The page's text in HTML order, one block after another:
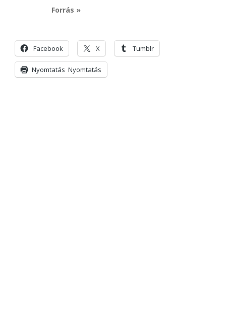
Forrás »
Facebook X Tumblr
Nyomtatás Nyomtatás